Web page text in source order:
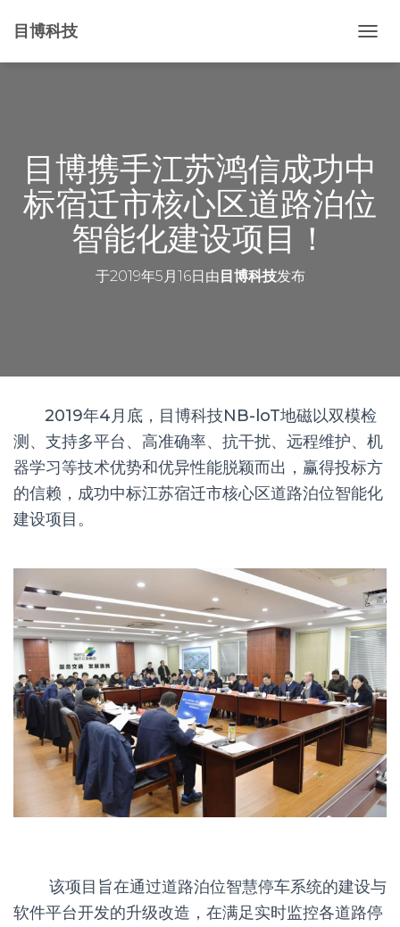
目博科技
换
目博携手江苏鸿信成功中
标宿迁市核心区道路泊位
智能化建设项目！
于2019年5月16日 由目博科技发布
2019年4月底，目博科技NB-loT地磁以双模检
测、支持多平台、高准确率、抗干扰、远程维护、机
器学习等技术优势和优异性能脱颖而出，赢得投标方
的信赖，成功中标江苏宿迁市核心区道路泊位智能化
建设项目。
该项目旨在通过道路泊位智慧停车系统的建设与
软件平台开发的升级改造，在满足实时监控各道路停